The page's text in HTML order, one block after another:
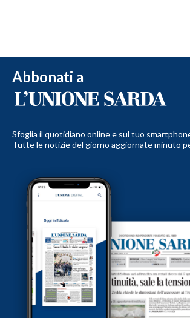
Abbonati a
Sfoglia il quotidiano online e sul tuo
Tutte le notizie del giorno aggiornate minuto